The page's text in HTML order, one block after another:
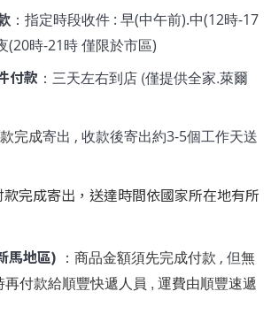
： 指定時段收件 : 早(中午前).中(12時-17
(20時-21時 僅限於市區)
付款 ：三天左右到店 (僅提供全家.萊爾
完成寄出 , 收款後寄出約3-5個工作天送
款完成寄出，送達時間依國家所在地有所
馬地區) ：商品金額須先完成付款 , 但無
付款給順豐快遞人員 , 運費由順豐速遞